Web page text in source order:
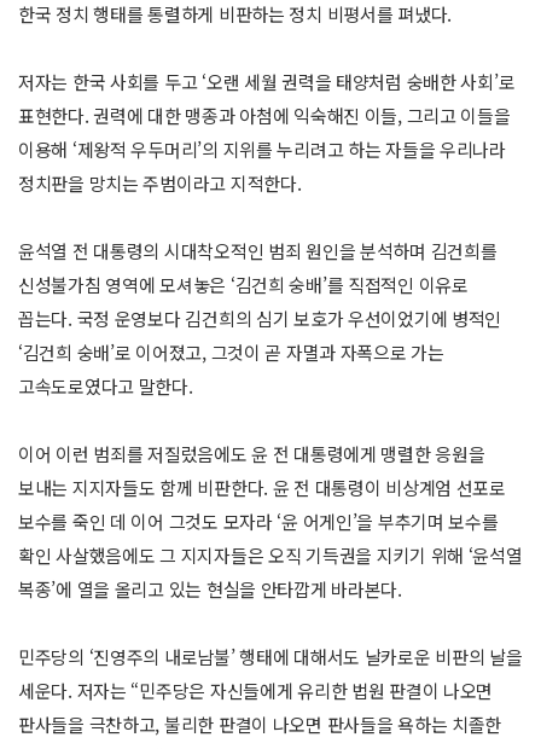
한국 정치 행태를 통렬하게 비판하는 정치 비평서를 펴냈다.
저자는 한국 사회를 두고 ‘오랜 세월 권력을 태양처럼 숭배한 사회’로
표현한다. 권력에 대한 맹종과 아첨에 익숙해진 이들, 그리고 이들을
이용해 ‘제왕적 우두머리’의 지위를 누리려고 하는 자들을 우리나라
정치판을 망치는 주범이라고 지적한다.
윤석열 전 대통령의 시대착오적인 범죄 원인을 분석하며 김건희를
신성불가침 영역에 모셔놓은 ‘김건희 숭배’를 직접적인 이유로
꼽는다. 국정 운영보다 김건희의 심기 보호가 우선이었기에 병적인
‘김건희 숭배’로 이어졌고, 그것이 곧 자멸과 자폭으로 가는
고속도로였다고 말한다.
이어 이런 범죄를 저질렀음에도 윤 전 대통령에게 맹렬한 응원을
보내는 지지자들도 함께 비판한다. 윤 전 대통령이 비상계엄 선포로
보수를 죽인 데 이어 그것도 모자라 ‘윤 어게인’을 부추기며 보수를
확인 사살했음에도 그 지지자들은 오직 기득권을 지키기 위해 ‘윤석열
복종’에 열을 올리고 있는 현실을 안타깝게 바라본다.
민주당의 ‘진영주의 내로남불’ 행태에 대해서도 날카로운 비판의 날을
세운다. 저자는 “민주당은 자신들에게 유리한 법원 판결이 나오면
판사들을 극찬하고, 불리한 판결이 나오면 판사들을 욕하는 치졸한